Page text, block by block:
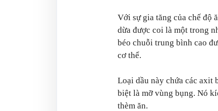
Với sự gia tăng của chế độ
dừa được coi là một trong
béo chuỗi trung bình cao
cơ thể.
Loại dầu này chứa các axit
biệt là mỡ vùng bụng. Nó
thèm ăn.